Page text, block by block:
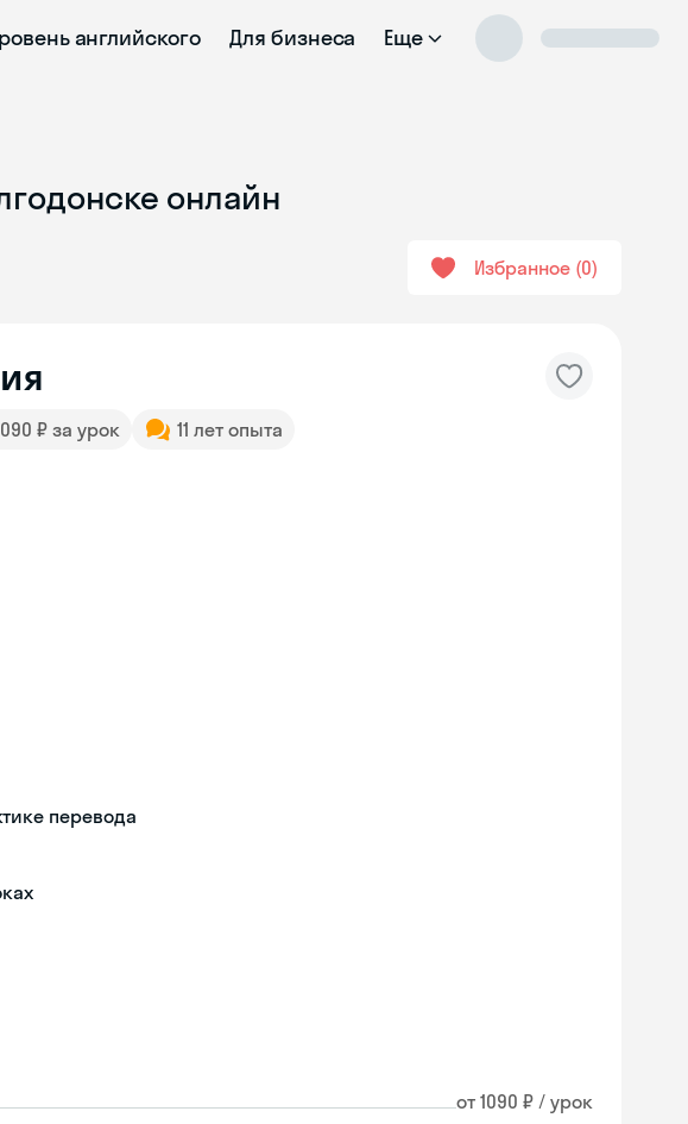
английского Для бизнеса Еще
онлайн
Избранное 0
₽ за урок 11 лет опыта
перевода
от 1090 ₽ / урок